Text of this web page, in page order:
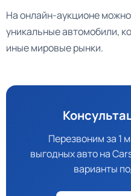
На онлайн-аукционе
уникальные автомобили,
иные мировые рынки.
Перезвоним за 1
выгодных авто на
варианты